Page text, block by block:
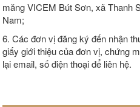
măng VICEM Bút Sơn, xã Thanh
Nam;
6. Các đơn vị đăng ký đến nhận
giấy giới thiệu của đơn vị, chứng
lại email, số điện thoại để liên hệ.